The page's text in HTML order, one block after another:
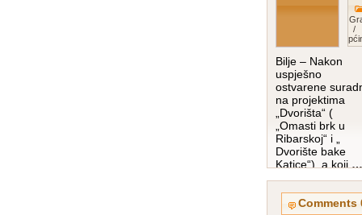
/
Bilje – Nakon
uspješno
ostvarene
na projektima
„Dvorišta“ (
„Omasti brk u
Ribarskoj“ i „
Dvorište bake
Katice“), a koji …
0